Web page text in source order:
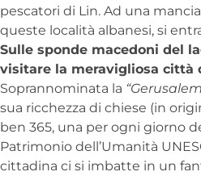
pescatori di Lin. Ad una
queste località albanesi, si
Sulle sponde macedoni del
visitare la meravigliosa città
Soprannominata la
sua ricchezza di chiese (in
ben 365, una per ogni giorno
Patrimonio dell’Umanità
cittadina ci si imbatte in un